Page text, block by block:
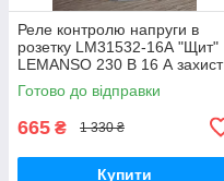
Реле контролю напруги в
розетку LM31532-16А "Щит"
LEMANSO 230 В 16 А захист
перепадів напруги
Готово до відправки
665 ₴ 1 330 ₴
Купити